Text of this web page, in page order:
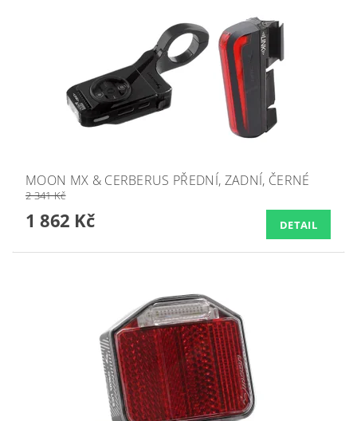
MOON MX & CERBERUS PŘEDNÍ, ZADNÍ, ČERNÉ
2 341 Kč
1 862 Kč DETAIL